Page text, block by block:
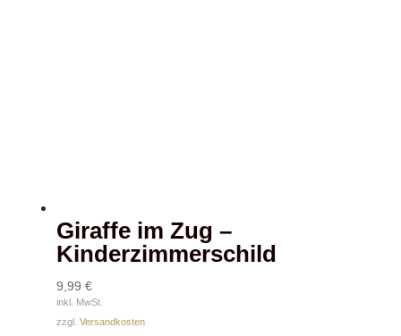
Giraffe im Zug –
Kinderzimmerschild
9,99 €
inkl. MwSt.
zzgl. Versandkosten